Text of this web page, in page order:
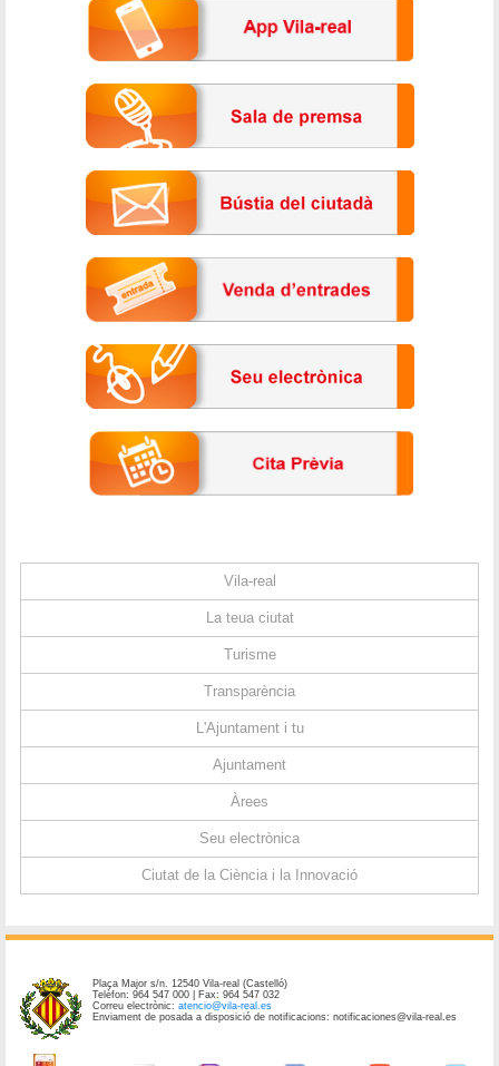
Vila-real
La teua ciutat
Turisme
Transparència
L'Ajuntament i tu
Ajuntament
Àrees
Seu electrònica
Ciutat de la Ciència i la Innovació
Plaça Major s/n. 12540 Vila-real (Castelló)
Telèfon: 964 547 000 | Fax: 964 547 032
Correu electrònic:atencio@vila-real.es
Enviament de posada a disposició de notificacions: notificaciones@vila-real.es